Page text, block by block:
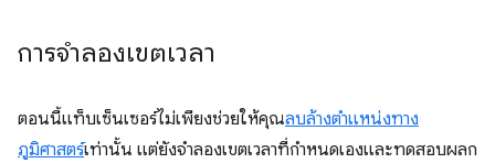
การจำลองเขตเวลา
ตอนนี้แท็บเซ็นเซอร์ไม่เพียงช่วยให้คุณลบล้างตำแหน่งทาง
ภูมิศาสตร์เท่านั้น แต่ยังจำลองเขตเวลาที่กำหนดเองและทดสอบผลก